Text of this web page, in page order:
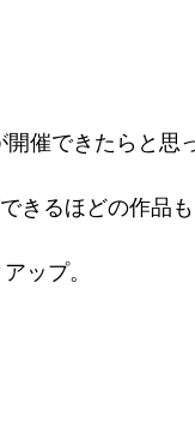
催できたらと思
きるほどの作品も
ップ。